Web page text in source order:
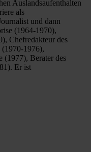
Auslandsaufenthalten
als
und dann
(1964-1970),
Chefredakteur des
(1970-1976),
(1977), Berater des
Er ist